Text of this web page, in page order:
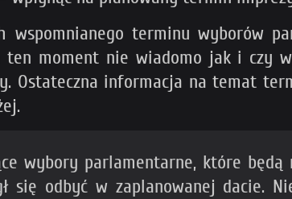
wspomnianego terminu wyborów
ten moment nie wiadomo jak i czy
Ostateczna informacja na temat
wybory parlamentarne, które
się odbyć w zaplanowanej dacie.